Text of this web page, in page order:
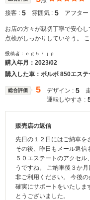
接客 : 5 雰囲気 : 5 アフター
お店の方々が親切丁寧で安心
点検がしっかりしていそう。
投稿者：ｅｇ５７ｊｐ
購入年月： 2023/02
購入した車：ボルボ 850エステ
総合評価 5 デザイン : 5
運転しやすさ :
販売店の返信
先日の１２日にはご納車を
その後、昨日もメール返信
５０エステートのアクセ
うですね。 ご納車後３か
非ご利用ください。 今後
確実にサポートをいたしま
とうございました。